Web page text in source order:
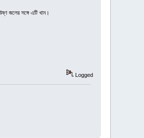
জলের সঙ্গে এটি খান।
Logged